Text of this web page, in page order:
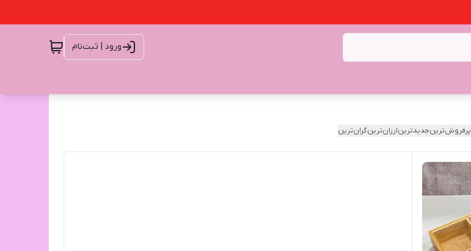
ورود | ثبت‌نام
پرفروش‌ترینجدیدترینارزان‌ترینگران‌ترین